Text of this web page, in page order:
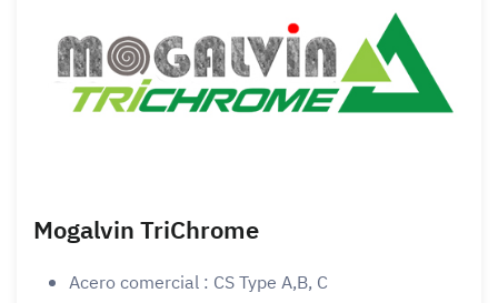
Mogalvin TriChrome
Acero comercial : CS Type A,B, C